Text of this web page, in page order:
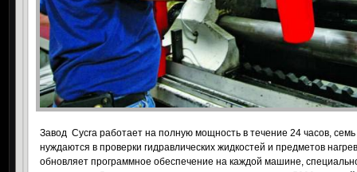
Завод Cycra работает на полную мощность в течение 24 часов,
нуждаются в проверки гидравлических жидкостей и предметов
обновляет программное обеспечение на каждой машине,